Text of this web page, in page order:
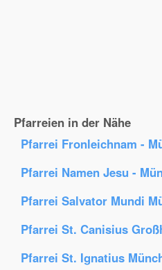
Pfarreien in der Nähe
Pfarrei Fronleichnam -
Pfarrei Namen Jesu -
Pfarrei Salvator Mundi
Pfarrei St. Canisius
Pfarrei St. Ignatius